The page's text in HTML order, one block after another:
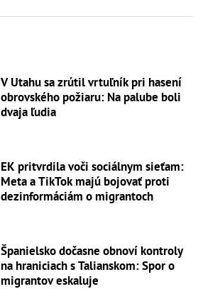
V Utahu sa zrútil vrtuľník pri hasení
obrovského požiaru: Na palube boli
dvaja ľudia
EK pritvrdila voči sociálnym sieťam:
Meta a TikTok majú bojovať proti
dezinformáciám o migrantoch
Španielsko dočasne obnoví kontroly
na hraniciach s Talianskom: Spor o
migrantov eskaluje